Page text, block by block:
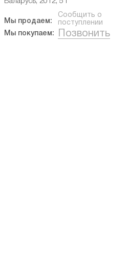
Мы продаем:
Сообщить о
поступлении
Мы покупаем:
Позвонить